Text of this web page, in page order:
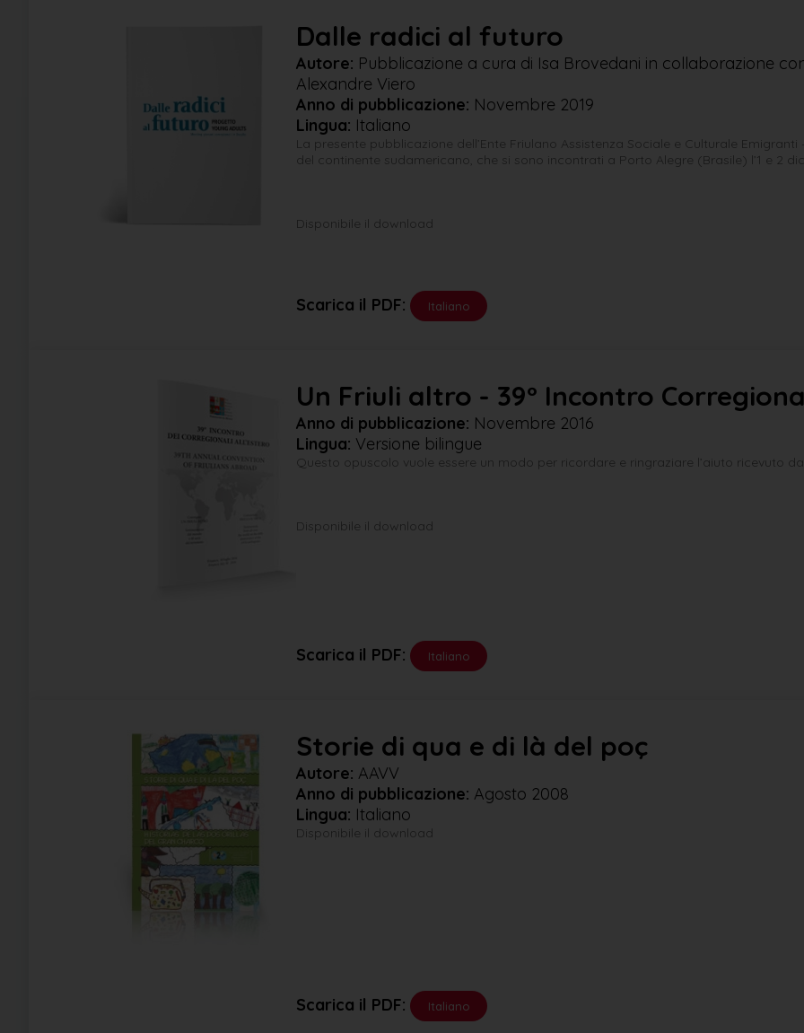
Dalle radici al futuro
Autore: Pubblicazione a cura di Isa Brovedani in collaborazione
Alexandre Viero
Anno di pubblicazione: Novembre 2019
Lingua: Italiano
La presente pubblicazione dell’Ente Friulano Assistenza Sociale e Culturale
del continente sudamericano, che si sono incontrati a Porto Alegre (Brasile) l’1 e 2
Disponibile il download
Scarica il PDF: Italiano
Un Friuli altro - 39° Incontro
Anno di pubblicazione: Novembre 2016
Lingua: Versione bilingue
Questo opuscolo vuole essere un modo per ricordare e ringraziare l’aiuto ricevuto
Disponibile il download
Scarica il PDF: Italiano
Storie di qua e di là del poç
Autore: AAVV
Anno di pubblicazione: Agosto 2008
Lingua: Italiano
Disponibile il download
Scarica il PDF: Italiano